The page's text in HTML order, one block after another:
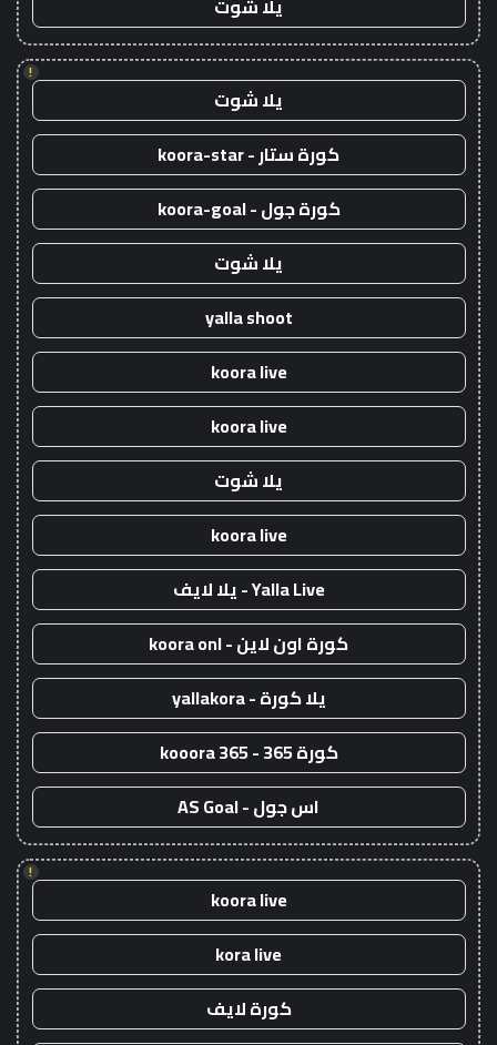
يلا شوت
!
يلا شوت
كورة ستار - koora-star
كورة جول - koora-goal
يلا شوت
yalla shoot
koora live
koora live
يلا شوت
koora live
Yalla Live - يلا لايف
كورة اون لاين - koora onl
يلا كورة - yallakora
كورة 365 - kooora 365
اس جول - AS Goal
!
koora live
kora live
كورة لايف